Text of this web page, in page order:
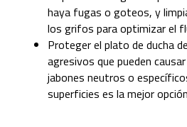
haya fugas o goteos, y
los grifos para optimizar el
Proteger el plato de ducha
agresivos que pueden
jabones neutros o
superficies es la mejor